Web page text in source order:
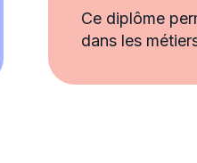
Ce diplôme
dans les